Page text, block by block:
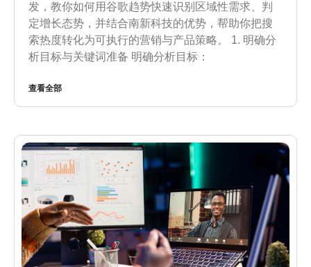
发，教你如何用谷歌趋势快速识别区域性需求、判
定增长态势，并结合南新科技的优势，帮助你把搜
索热度转化为可执行的营销与产品策略。 1. 明确分
析目标与关键词准备 明确分析目标：
查看全部